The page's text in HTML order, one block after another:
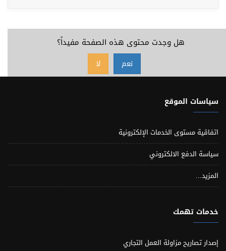
هل وجدت محتوى هذه الصفحة مفيداً؟
نعم لا
سياسات الموقع
اتفاقية مستوى الخدمات الإلكترونية
سياسة الدفع الالكتروني
المزيد...
خدمات تهمك
إصدار تصاريح مزاولة العمل التجاري